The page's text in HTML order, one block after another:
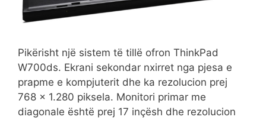
Pikërisht një sistem të tillë ofron ThinkPad
W700ds. Ekrani sekondar nxirret nga pjesa e
prapme e kompjuterit dhe ka rezolucion prej
768 x 1.280 piksela. Monitori primar me
diagonale është prej 17 inçësh dhe rezolucion